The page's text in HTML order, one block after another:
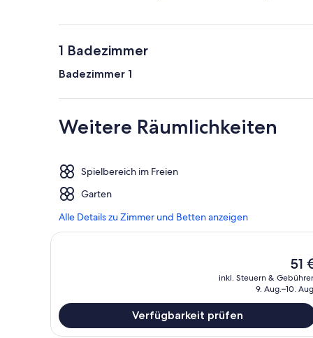
1 Badezimmer
Badezimmer 1
Weitere Räumlichkeiten
Spielbereich im Freien
Garten
Alle Details zu Zimmer und Betten anzeigen
Der
Preis
51
inkl. Steuern &
9. Aug.–10.
Verfügbarkeit prüfen